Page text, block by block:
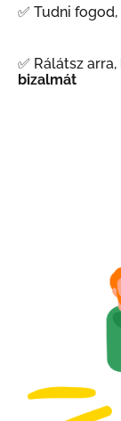
✅ Tudni fogod,
✅ Rálátsz arra,
bizalmát